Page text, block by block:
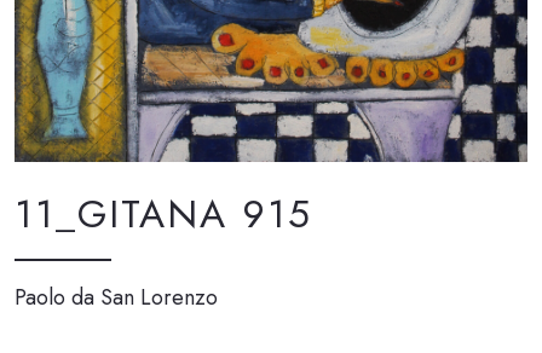
11_GITANA 915
Paolo da San Lorenzo